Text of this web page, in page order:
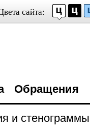
сайта:
Обращения
и стенограммы